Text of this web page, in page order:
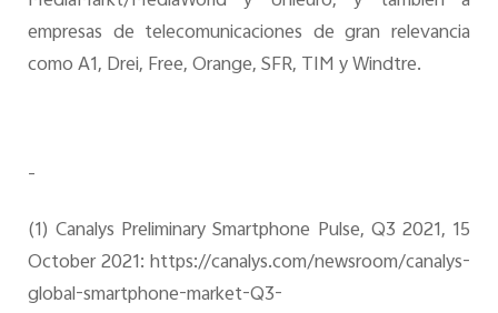
empresas de telecomunicaciones de gran relevancia
como A1, Drei, Free, Orange, SFR, TIM y Windtre.
-
(1) Canalys Preliminary Smartphone Pulse, Q3 2021, 15
October 2021: https://canalys.com/newsroom/canalys-
global-smartphone-market-Q3-